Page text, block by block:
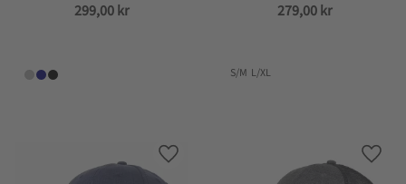
299,00kr 279,00kr
S/M L/XL
Lägg till i favoriter Lägg